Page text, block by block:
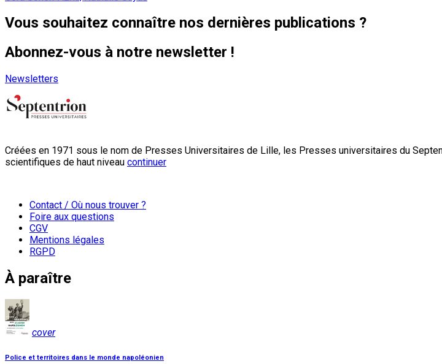
Vous souhaitez connaître nos dernières publications ?
Abonnez-vous à notre newsletter !
Newsletters
Créées en 1971 sous le nom de Presses Universitaires de Lille, les Presses universitaires du
scientifiques de haut niveau continuer
Contact / Où nous trouver ?
Foire aux questions
CGV
Mentions légales
RGPD
À paraître
cover
Police et territoires dans le monde napoléonien